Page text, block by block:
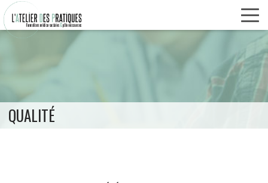
Aller
QUALITÉ
Panneau de gestion des cookies